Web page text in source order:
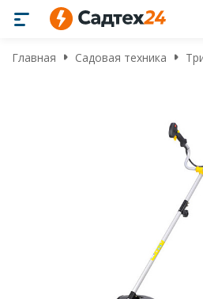
Главная Садовая техника